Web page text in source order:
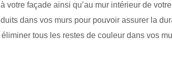
façade ainsi qu’au mur intérieur de
dans vos murs pour pouvoir assurer la
tous les restes de couleur dans vos